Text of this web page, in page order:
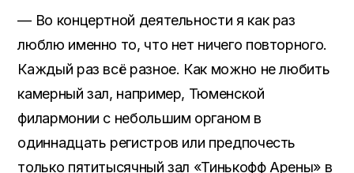
— Во концертной деятельности я как раз
люблю именно то, что нет ничего повторного.
Каждый раз всё разное. Как можно не любить
камерный зал, например, Тюменской
филармонии с небольшим органом в
одиннадцать регистров или предпочесть
только пятитысячный зал «Тинькофф Арены» в